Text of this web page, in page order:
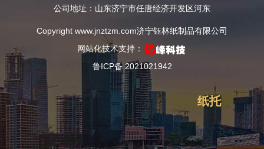
公司地址：山东济宁市任唐经济开发区河东
Copyright www.jnztzm.com济宁钰林纸制品有限公司
网站化技术支持：
鲁ICP备 2021021942
纸托